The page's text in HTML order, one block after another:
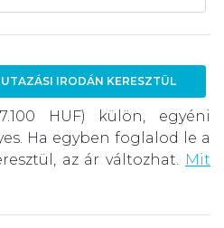
IRODÁN KERESZTÜL
HUF) külön, egyéni
Ha egyben foglalod le a
az ár változhat.
Mit